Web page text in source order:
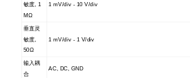
敏度, 1
MΩ
1 mV/div - 10 V/div
垂直灵
敏度,
50Ω
1 mV/div - 1 V/div
输入耦
合
AC, DC, GND